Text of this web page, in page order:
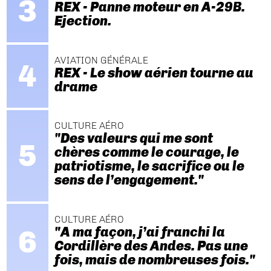
REX - Panne moteur en A-29B.
Ejection.
AVIATION GÉNÉRALE
REX - Le show aérien tourne au
drame
CULTURE AÉRO
"Des valeurs qui me sont
chères comme le courage, le
patriotisme, le sacrifice ou le
sens de l’engagement."
CULTURE AÉRO
"A ma façon, j’ai franchi la
Cordillère des Andes. Pas une
fois, mais de nombreuses fois."